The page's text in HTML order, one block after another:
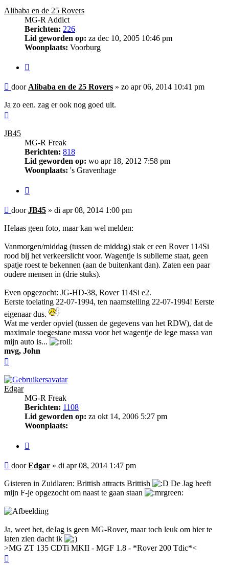
Alibaba en de 25 Rovers
MG-R Addict
Berichten: 226
Lid geworden op: za dec 10, 2005 10:46 pm
Woonplaats: Voorburg
Bericht
door Alibaba en de 25 Rovers » zo apr 06, 2014 10:41 pm
Ja zo een. zag er ook nog goed uit.
JB45
MG-R Freak
Berichten: 818
Lid geworden op: wo apr 18, 2012 7:58 pm
Woonplaats: 's Gravenhage
Bericht
doorJB45 » di apr 08, 2014 1:00 pm
Helaas geen foto, maar kan wel melden:
Vanmorgen/middag (tussen de middag) stak er een Rover 114Si
rood bij het verkeerslicht voor. Wagentje is sublieme staat, geen
spatje roest te bekennen (aan de buitenkant dan). Zaten een paar
oudere mensen in (drie stuks).
Even opgezocht: JG-HD-38, Rover 114Si e2.
Eerste toelating 22-07-1994, ten naamstelling 22-07-1994! Eerste
eigenaar dus.
Wat me verder opviel (tussen de gegevens van het RDW), dat de
maximale toegestane massa voor het wagentje de lege massa van
mijn auto is...
mvg, John
Edgar
MG-R Freak
Berichten: 1108
Lid geworden op: za okt 14, 2006 5:27 pm
Woonplaats:
Bericht
doorEdgar » di apr 08, 2014 1:47 pm
Gisteren in Zuidlaren: Brittish attracts Brittish
De Jag heeft
mijn F-je opgezocht om naast te gaan staan
Ja, weet het, deJag is geen MG-Rover, maar toch leuk om hier te
laten zien dacht ik
>MG ZT 135 CDTi MKII - MGF 1.8 - *Rover 200 Tdic*<